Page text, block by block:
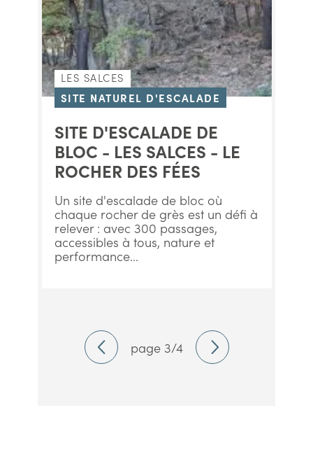
LES SALCES
SITE NATUREL D'ESCALADE
SITE D'ESCALADE DE
BLOC - LES SALCES - LE
ROCHER DES FÉES
Un site d'escalade de bloc où
chaque rocher de grès est un défi à
relever : avec 300 passages,
accessibles à tous, nature et
performance...
page 3/4